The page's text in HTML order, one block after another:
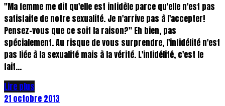
"Ma femme me dit qu'elle est infidèle parce qu'elle n'est pas
satisfaite de notre sexualité. Je n'arrive pas à l'accepter!
Pensez-vous que ce soit la raison?" Eh bien, pas
spécialement. Au risque de vous surprendre, l'infidélité n'est
pas liée à la sexualité mais à la vérité. L'infidélité, c'est le
fait...
Lire plus
21 octobre 2013